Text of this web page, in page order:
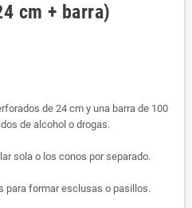
cm + barra)
de 24 cm y una barra de 100
de alcohol o drogas.
sola o los conos por separado.
para formar esclusas o pasillos.